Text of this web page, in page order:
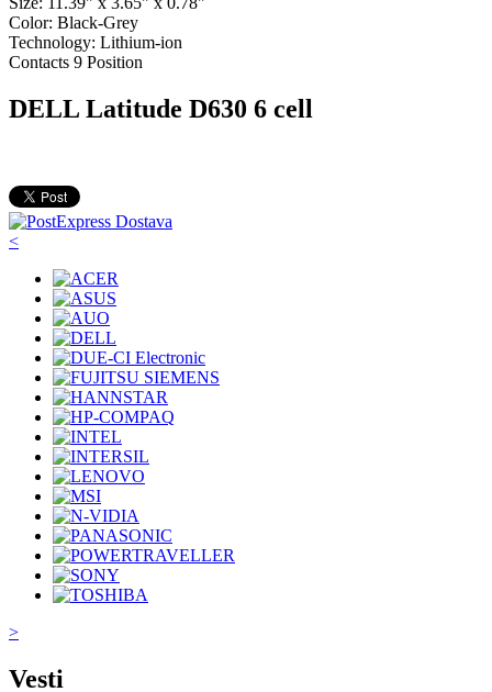
Color: Black-Grey
Technology: Lithium-ion
Contacts 9 Position
DELL Latitude D630 6 cell
<
>
Vesti